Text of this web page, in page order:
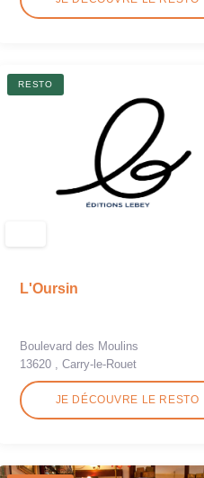
RESTO
L'Oursin
Boulevard des Moulins
13620 , Carry-le-Rouet
JE DÉCOUVRE LE RESTO